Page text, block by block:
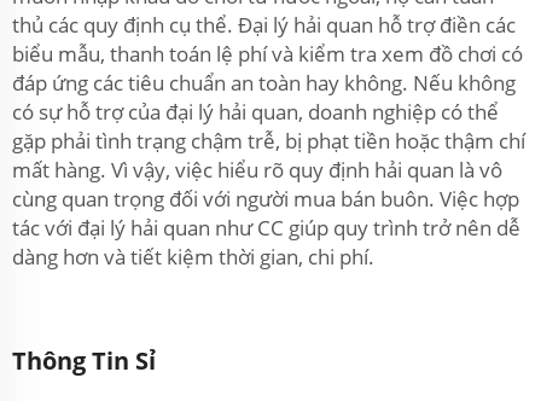
thủ các quy định cụ thể. Đại lý hải quan hỗ trợ điền các
biểu mẫu, thanh toán lệ phí và kiểm tra xem đồ chơi có
đáp ứng các tiêu chuẩn an toàn hay không. Nếu không
có sự hỗ trợ của đại lý hải quan, doanh nghiệp có thể
gặp phải tình trạng chậm trễ, bị phạt tiền hoặc thậm chí
mất hàng. Vì vậy, việc hiểu rõ quy định hải quan là vô
cùng quan trọng đối với người mua bán buôn. Việc hợp
tác với đại lý hải quan như CC giúp quy trình trở nên dễ
dàng hơn và tiết kiệm thời gian, chi phí.
Thông Tin Sỉ